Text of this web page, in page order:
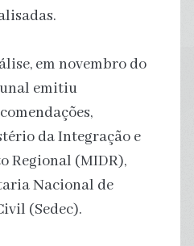
em novembro do
emitiu
da Integração e
Regional (MIDR),
Nacional de
(Sedec).